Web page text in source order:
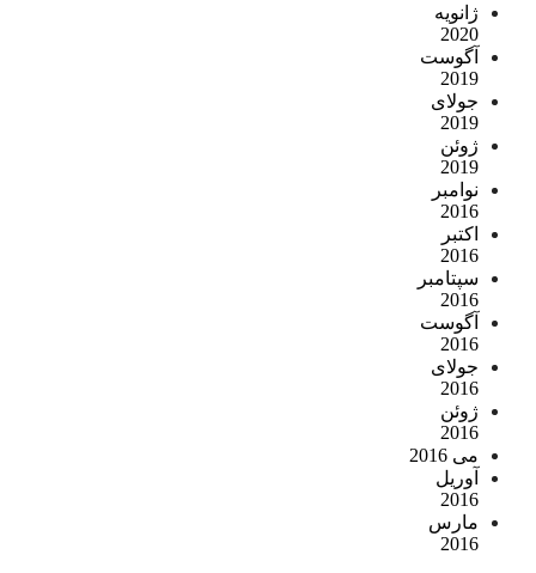
ژانویه
2020
آگوست
2019
جولای
2019
ژوئن
2019
نوامبر
2016
اکتبر
2016
سپتامبر
2016
آگوست
2016
جولای
2016
ژوئن
2016
می 2016
آوریل
2016
مارس
2016